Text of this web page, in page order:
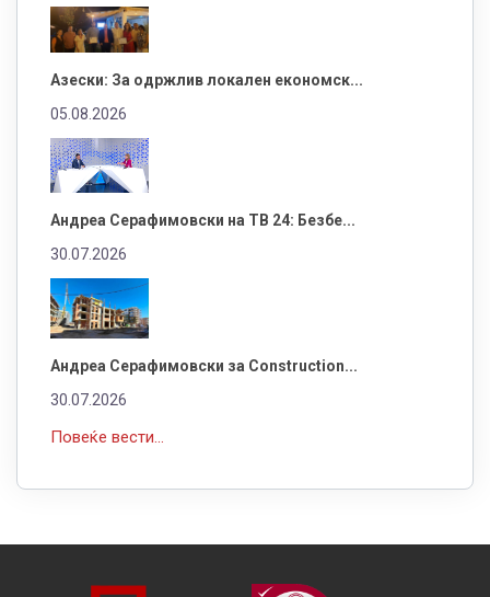
Азески: За одржлив локален економск...
05.08.2026
Андреа Серафимовски на ТВ 24: Безбе...
30.07.2026
Андреа Серафимовски за Construction...
30.07.2026
Повеќе вести...